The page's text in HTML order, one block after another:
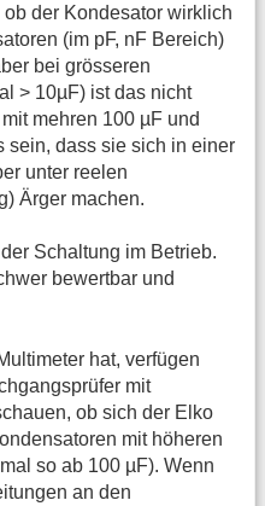
der Kondesator wirklich
(im pF, nF Bereich)
bei grösseren
> 10µF) ist das nicht
mehren 100 µF und
sein, dass sie sich in einer
unter reelen
Ärger machen.
Schaltung im Betrieb.
bewertbar und
hat, verfügen
mit
ob sich der Elko
mit höheren
so ab 100 µF). Wenn
an den